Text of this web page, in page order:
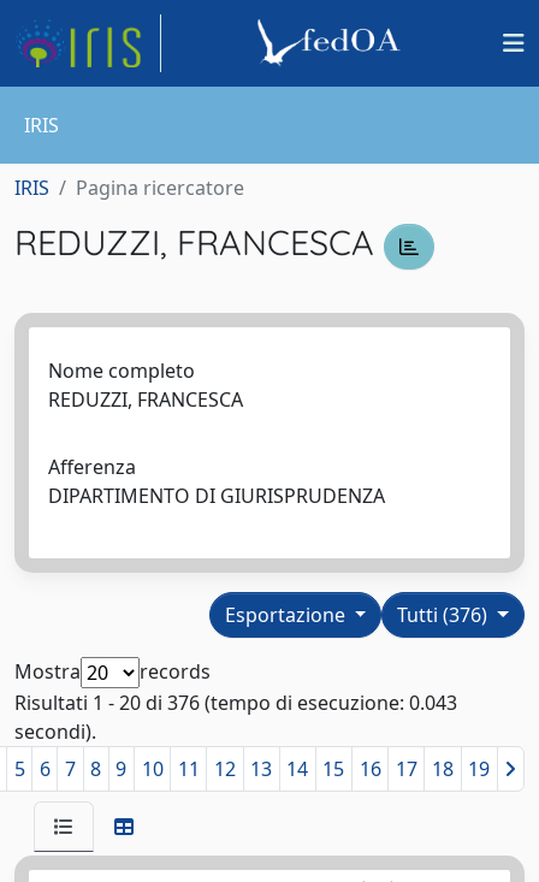
IRIS
IRIS Pagina ricercatore
REDUZZI, FRANCESCA
Nome completo
REDUZZI, FRANCESCA
Afferenza
DIPARTIMENTO DI GIURISPRUDENZA
Tutti (376)
Esportazione
Mostra
records
Risultati 1 - 20 di 376 (tempo di esecuzione: 0.043
secondi).
5
6 7 8 9 10 11 12 13 14 15 16 17 18 19